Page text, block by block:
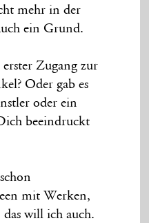
mehr in der
ein Grund.
Zugang zur
Oder gab es
oder ein
beeindruckt
mit Werken,
das will ich auch.